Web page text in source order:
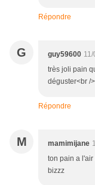
Répondre
G guy59600
très joli pain
déguster<br /
Répondre
M mamimijane
ton pain a
bizzz